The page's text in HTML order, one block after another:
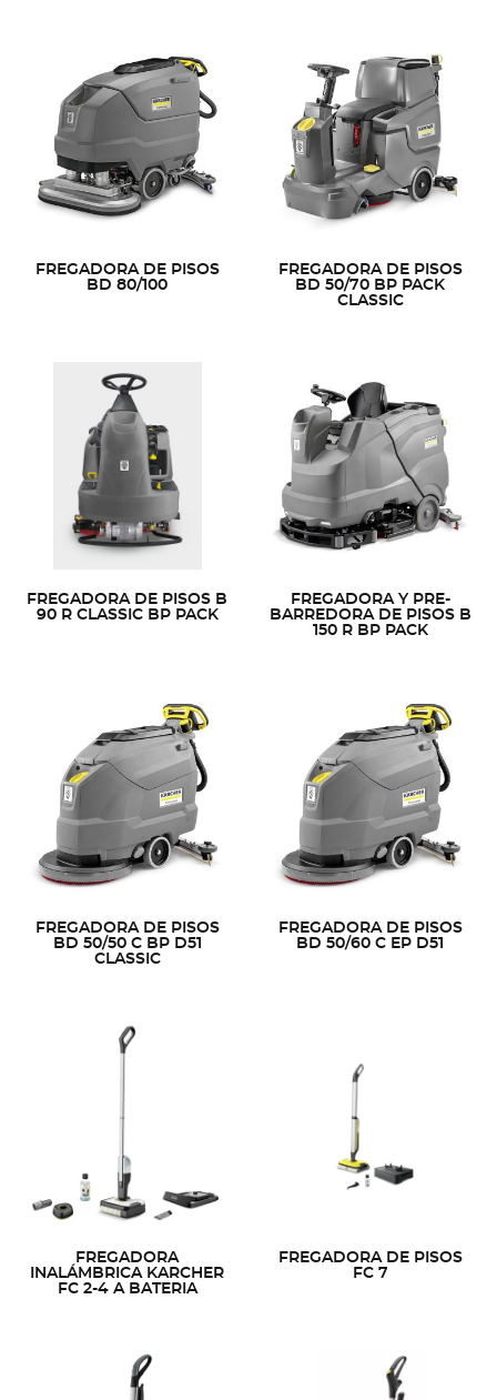
FREGADORA DE PISOS
BD 80/100
FREGADORA DE PISOS
BD 50/70 BP PACK
CLASSIC
FREGADORA DE PISOS B
90 R CLASSIC BP PACK
FREGADORA Y PRE-
BARREDORA DE PISOS B
150 R BP PACK
FREGADORA DE PISOS
BD 50/50 C BP D51
CLASSIC
FREGADORA DE PISOS
BD 50/60 C EP D51
FREGADORA
INALÁMBRICA KARCHER
FC 2-4 A BATERIA
FREGADORA DE PISOS
FC 7